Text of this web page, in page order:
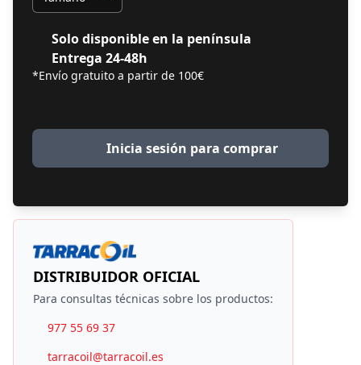
Solo disponible en la península
Entrega 24-48h
*Envío gratuito a partir de 100€
Inicia sesión para comprar
DISTRIBUIDOR OFICIAL
Para consultas técnicas sobre los productos:
977 55 69 37
tarracoil@tarracoil.es